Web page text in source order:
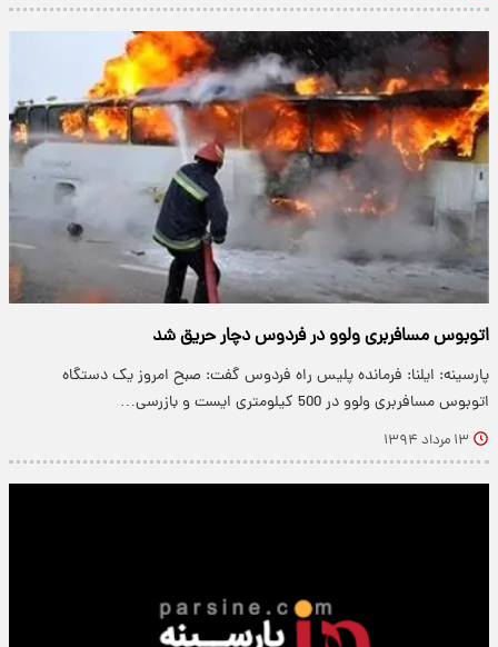
اتوبوس مسافربری ولوو در فردوس دچار حریق شد
پارسینه: ایلنا: فرمانده پلیس راه فردوس گفت: صبح امروز یک دستگاه
اتوبوس مسافربری ولوو در 500 کیلومتری ایست و بازرسی…
۱۳ مرداد ۱۳۹۴